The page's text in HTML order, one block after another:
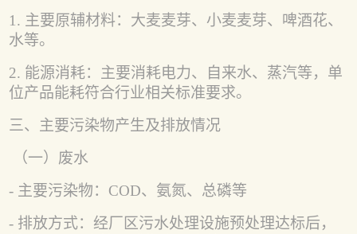
1. 主要原辅材料： 大麦麦芽、 小麦麦芽、 啤酒花、
水等。
2. 能源消耗：主要消耗电力、自来水、蒸汽等，单
位产品能耗符合行业相关标准要求。
三、主要污染物产生及排放情况
（一）废水
- 主要污染物：COD、氨氮、总磷等
- 排放方式：经厂区污水处理设施预处理达标后，